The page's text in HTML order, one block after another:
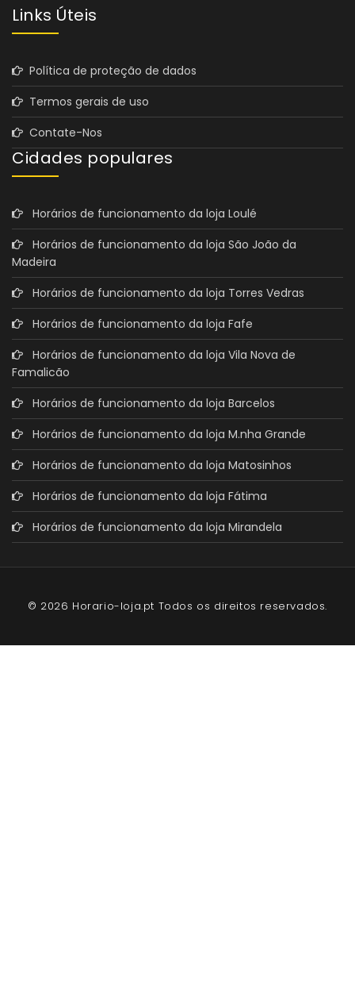
Links Úteis
Política de proteção de dados
Termos gerais de uso
Contate-Nos
Cidades populares
Horários de funcionamento da loja Loulé
Horários de funcionamento da loja São João da
Madeira
Horários de funcionamento da loja Torres Vedras
Horários de funcionamento da loja Fafe
Horários de funcionamento da loja Vila Nova de
Famalicão
Horários de funcionamento da loja Barcelos
Horários de funcionamento da loja M.nha Grande
Horários de funcionamento da loja Matosinhos
Horários de funcionamento da loja Fátima
Horários de funcionamento da loja Mirandela
© 2026 Horario-loja.pt Todos os direitos reservados.